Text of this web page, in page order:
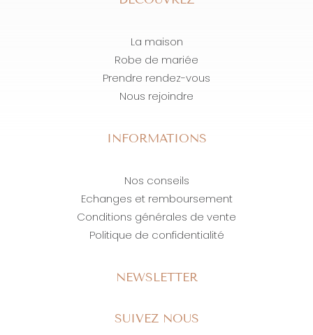
La maison
Robe de mariée
Prendre rendez-vous
Nous rejoindre
INFORMATIONS
Nos conseils
Echanges et remboursement
Conditions générales de vente
Politique de confidentialité
NEWSLETTER
SUIVEZ NOUS